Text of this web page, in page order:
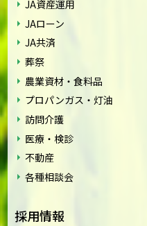
JA資産運用
JAローン
JA共済
葬祭
農業資材・食料品
プロパンガス・灯油
訪問介護
医療・検診
不動産
各種相談会
採用情報